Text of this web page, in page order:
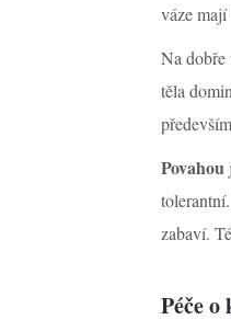
váze
Na dobře
těla
především
Povahou
zabaví.
Péče